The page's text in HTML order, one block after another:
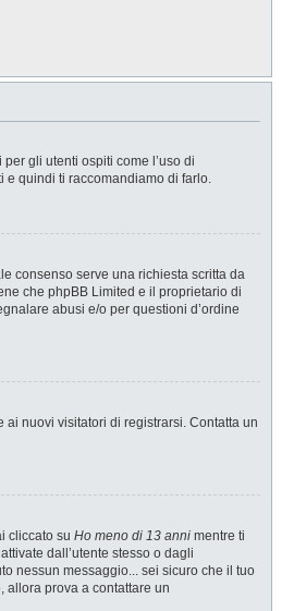
gli utenti ospiti come l’uso di
e quindi ti raccomandiamo di farlo.
consenso serve una richiesta scritta da
che phpBB Limited e il proprietario di
abusi e/o per questioni d’ordine
nuovi visitatori di registrarsi. Contatta un
cliccato su Ho meno di 13 anni mentre ti
dall’utente stesso o dagli
nessun messaggio... sei sicuro che il tuo
allora prova a contattare un